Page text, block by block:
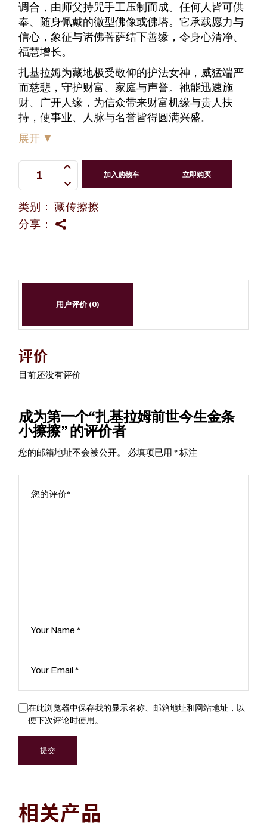
调合，由师父持咒手工压制而成。任何人皆可供
奉、随身佩戴的微型佛像或佛塔。它承载愿力与
信心，象征与诸佛菩萨结下善缘，令身心清净、
福慧增长。
扎基拉姆为藏地极受敬仰的护法女神，威猛端严
而慈悲，守护财富、家庭与声誉。祂能迅速施
财、广开人缘，为信众带来财富机缘与贵人扶
持，使事业、人脉与名誉皆得圆满兴盛。
展开 ▼
扎基拉姆前世今生金条小擦擦 quantity
加入购物车 立即购买
类别：
藏传擦擦
分享：
用户评价 (0)
评价
目前还没有评价
成为第一个“扎基拉姆前世今生金条
小擦擦” 的评价者
您的邮箱地址不会被公开。 必填项已用*标注
在此浏览器中保存我的显示名称、邮箱地址和网站地址，以
便下次评论时使用。
提交
相关产品